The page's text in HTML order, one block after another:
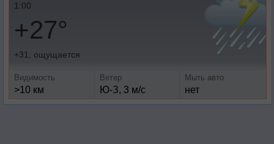
1:00
+27°
+31, ощущается
Видимость
>10 км
Ветер
Ю-З, 3 м/с
Мыть авто
нет